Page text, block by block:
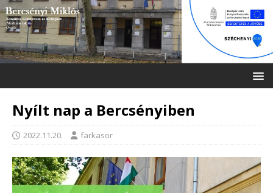
Nyílt nap a Bercsényiben
2022.11.20. farkasor